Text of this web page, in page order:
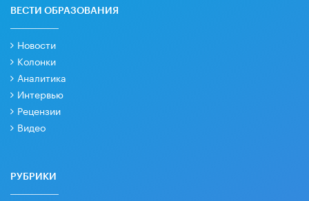
ВЕСТИ ОБРАЗОВАНИЯ
Новости
Колонки
Аналитика
Интервью
Рецензии
Видео
РУБРИКИ